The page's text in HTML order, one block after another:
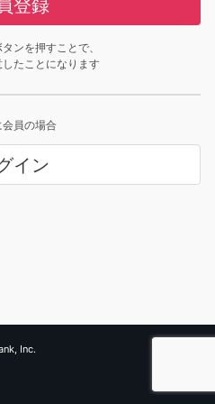
登録
ンを押すことで、
したことになります
員の場合
イン
Inc.